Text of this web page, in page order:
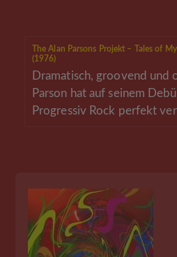
The Alan Parsons Projekt – Tales of
(1976)
Dramatisch, groovend und
Parson hat auf seinem
Progressiv Rock perfekt